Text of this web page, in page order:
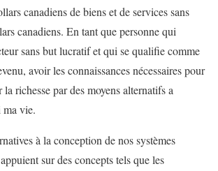
canadiens de biens et de services sans
canadiens. En tant que personne qui
sans but lucratif et qui se qualifie comme
avoir les connaissances nécessaires pour
richesse par des moyens alternatifs a
ma vie.
à la conception de nos systèmes
sur des concepts tels que les